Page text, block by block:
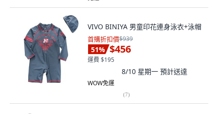
VIVO BINIYA 男童印花連身泳衣+泳帽
首購折扣價$939
51% $456
運費 $195
8/10 星期一 預計送達
WOW免運
(7)